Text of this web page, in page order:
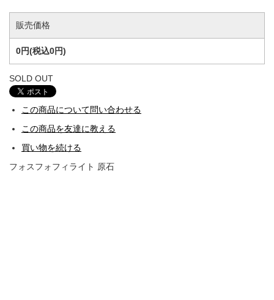
販売価格
0円(税込0円)
SOLD OUT
この商品について問い合わせる
この商品を友達に教える
買い物を続ける
フォスフォフィライト 原石